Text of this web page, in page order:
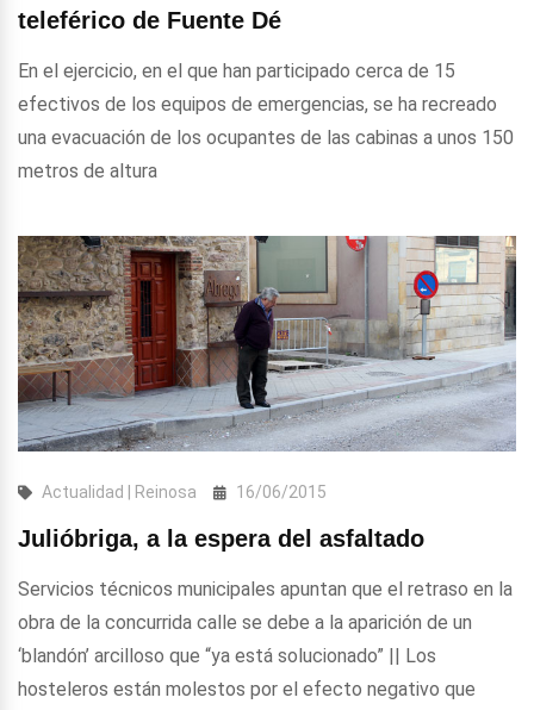
teleférico de Fuente Dé
En el ejercicio, en el que han participado cerca de 15
efectivos de los equipos de emergencias, se ha recreado
una evacuación de los ocupantes de las cabinas a unos 150
metros de altura
Actualidad | Reinosa 16/06/2015
Julióbriga, a la espera del asfaltado
Servicios técnicos municipales apuntan que el retraso en la
obra de la concurrida calle se debe a la aparición de un
‘blandón’ arcilloso que “ya está solucionado” || Los
hosteleros están molestos por el efecto negativo que